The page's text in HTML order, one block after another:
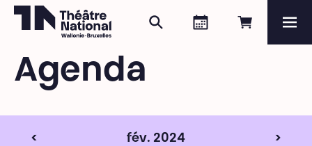
Réserver
Agenda
Rechercher
Agenda
< fév. 2024 >